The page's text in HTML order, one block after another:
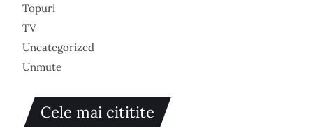
Topuri
TV
Uncategorized
Unmute
Cele mai cititite